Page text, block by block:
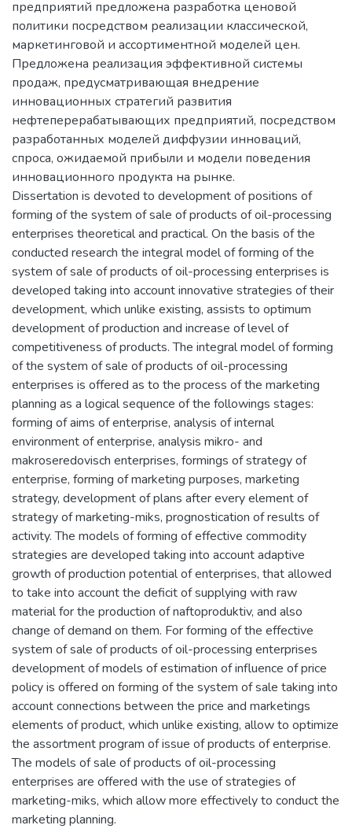
предприятий предложена разработка ценовой
политики посредством реализации классической,
маркетинговой и ассортиментной моделей цен.
Предложена реализация эффективной системы
продаж, предусматривающая внедрение
инновационных стратегий развития
нефтеперерабатывающих предприятий, посредством
разработанных моделей диффузии инноваций,
спроса, ожидаемой прибыли и модели поведения
инновационного продукта на рынке.
Dissertation is devoted to development of positions of
forming of the system of sale of products of oil-processing
enterprises theoretical and practical. On the basis of the
conducted research the integral model of forming of the
system of sale of products of oil-processing enterprises is
developed taking into account innovative strategies of their
development, which unlike existing, assists to optimum
development of production and increase of level of
competitiveness of products. The integral model of forming
of the system of sale of products of oil-processing
enterprises is offered as to the process of the marketing
planning as a logical sequence of the followings stages:
forming of aims of enterprise, analysis of internal
environment of enterprise, analysis mikro- and
makroseredovisch enterprises, formings of strategy of
enterprise, forming of marketing purposes, marketing
strategy, development of plans after every element of
strategy of marketing-miks, prognostication of results of
activity. The models of forming of effective commodity
strategies are developed taking into account adaptive
growth of production potential of enterprises, that allowed
to take into account the deficit of supplying with raw
material for the production of naftoproduktiv, and also
change of demand on them. For forming of the effective
system of sale of products of oil-processing enterprises
development of models of estimation of influence of price
policy is offered on forming of the system of sale taking into
account connections between the price and marketings
elements of product, which unlike existing, allow to optimize
the assortment program of issue of products of enterprise.
The models of sale of products of oil-processing
enterprises are offered with the use of strategies of
marketing-miks, which allow more effectively to conduct the
marketing planning.